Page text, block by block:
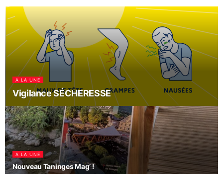
A LA UNE
Vigilance SÉCHERESSE
A LA UNE
Nouveau Taninges Mag’ !